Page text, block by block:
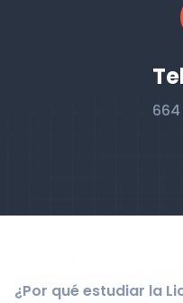
¿Por qué estudiar la